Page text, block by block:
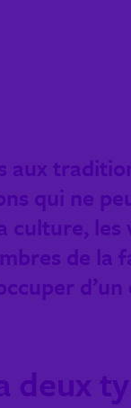
aux
qui ne
les
de la
deux